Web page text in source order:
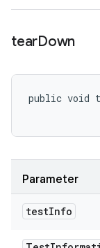
tearDown
public void
Parameter
testInfo